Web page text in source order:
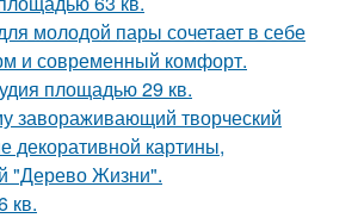
молодой пары сочетает в себе
и современный комфорт.
площадью 29 кв.
завораживающий творческий
декоративной картины,
"Дерево Жизни".
кв.